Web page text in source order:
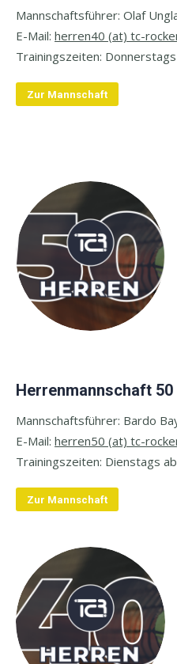
Mannschaftsführer: Olaf
E-Mail: herren40 (at) tc-
Trainingszeiten:
Zur Mannschaft
Herrenmannschaft 50
Mannschaftsführer: Bardo
E-Mail: herren50 (at) tc-
Trainingszeiten: Dienstags
Zur Mannschaft